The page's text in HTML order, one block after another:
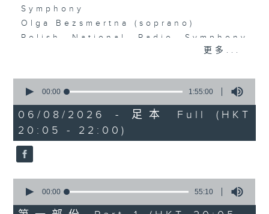
Symphony
Olga Bezsmertna (soprano)
Polish National Radio Symphony
MAHLER
Symphony No. 4 in G major (58’)
Recorded at NOSPR, Katowice on
波蘭國家電台交響樂團：馬勒最快樂的交響
貝斯梅德娜（女高音）
卡托維茲波蘭國家電台交響樂團｜范舒爾
（指揮）
更多...
seconds
1
hour,
55
minutes,
0
seconds
00:00 1:55:00
06/08/2026 - 足本 Full (HKT
20:05 - 22:00)
seconds
55
00:00 55:10